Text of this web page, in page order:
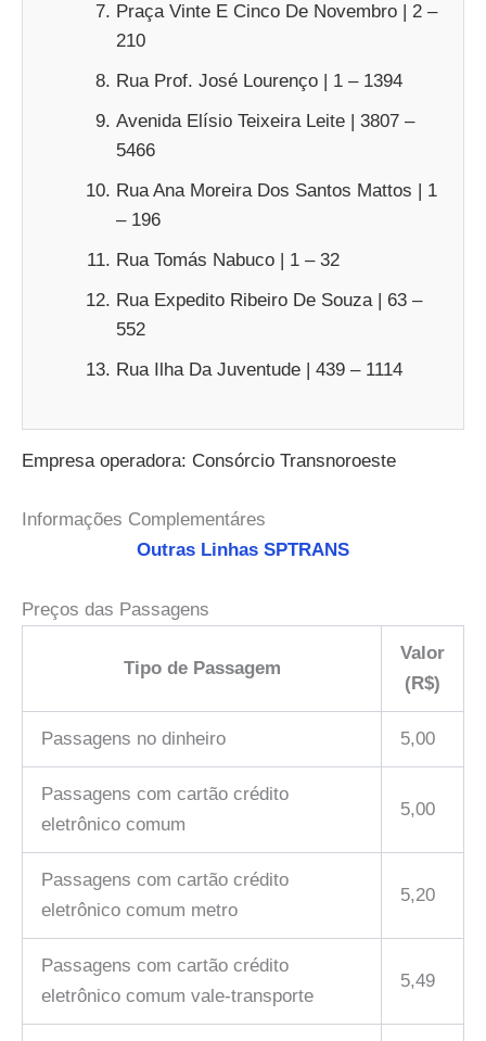
Praça Vinte E Cinco De Novembro | 2 –
210
Rua Prof. José Lourenço | 1 – 1394
Avenida Elísio Teixeira Leite | 3807 –
5466
Rua Ana Moreira Dos Santos Mattos | 1
– 196
Rua Tomás Nabuco | 1 – 32
Rua Expedito Ribeiro De Souza | 63 –
552
Rua Ilha Da Juventude | 439 – 1114
Empresa operadora: Consórcio Transnoroeste
Informações Complementáres
Outras Linhas SPTRANS
Preços das Passagens
Tipo de Passagem
Valor
(R$)
Passagens no dinheiro 5,00
Passagens com cartão crédito
eletrônico comum
5,00
Passagens com cartão crédito
eletrônico comum metro
5,20
Passagens com cartão crédito
eletrônico comum vale-transporte
5,49